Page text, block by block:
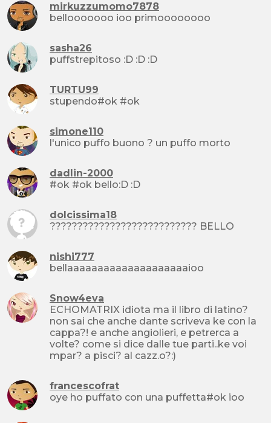
mirkuzzumomo7878
bellooooooo ioo primoooooooo
sasha26
puffstrepitoso :D :D :D
TURTU99
stupendo#ok #ok
simone110
l'unico puffo buono ? un puffo morto
dadlin-2000
#ok #ok bello:D :D
dolcissima18
??????????????????????????? BELLO
nishi777
bellaaaaaaaaaaaaaaaaaaaaioo
Snow4eva
ECHOMATRIX idiota ma il libro di latino?
non sai che anche dante scriveva ke con la
cappa?! e anche angiolieri, e petrerca a
volte? come si dice dalle tue parti..ke voi
mpar? a pisci? al cazz.o?:)
francescofrat
oye ho puffato con una puffetta#ok ioo